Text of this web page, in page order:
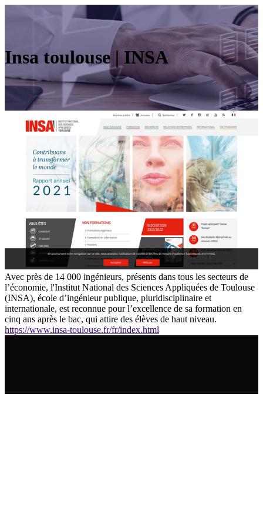
Insa toulouse | INSA
Avec près de 14 000 ingénieurs, présents dans tous les secteurs de
l’économie, l'Institut National des Sciences Appliquées de Toulouse
(INSA), école d’ingénieur publique, pluridisciplinaire et
internationale, est reconnue pour l’excellence de sa formation en
cinq ans après le bac, qui attire des élèves de haut niveau.
https://www.insa-toulouse.fr/fr/index.html